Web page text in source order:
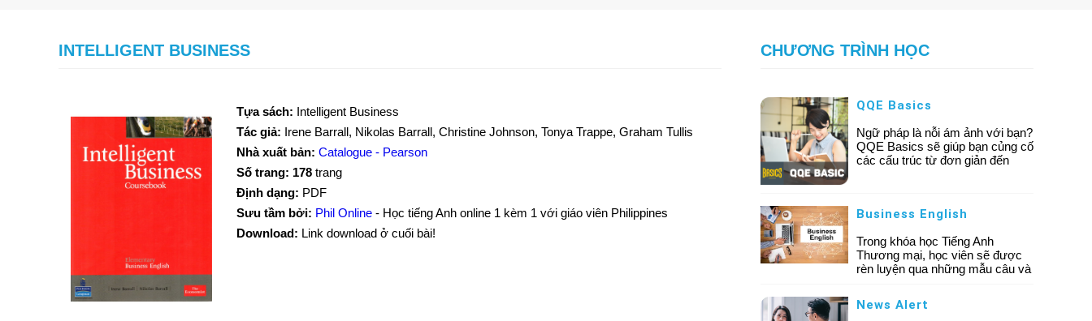
CHƯƠNG TRÌNH HỌC
QQE Basics
Ngữ pháp là nỗi ám ảnh với bạn?
QQE Basics sẽ giúp bạn củng cố
các cấu trúc từ đơn giản đến
Business English
Trong khóa học Tiếng Anh
Thương mại, học viên sẽ được
rèn luyện qua những mẫu câu và
đàm phán, giao tiếp qua điện
News Alert
INTELLIGENT BUSINESS
Tựa sách: Intelligent Business
Tác giả: Irene Barrall, Nikolas Barrall, Christine Johnson, Tonya Trappe, Graham Tullis
Nhà xuất bản: Catalogue - Pearson
Số trang: 178 trang
Định dạng: PDF
Sưu tầm bởi: Phil Online - Học tiếng Anh online 1 kèm 1 với giáo viên Philippines
Download: Link download ở cuối bài!